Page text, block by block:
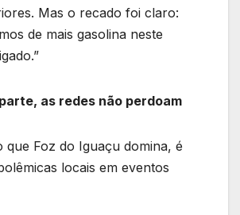
Mas o recado foi claro:
de mais gasolina neste
as redes não perdoam
que Foz do Iguaçu domina, é
locais em eventos